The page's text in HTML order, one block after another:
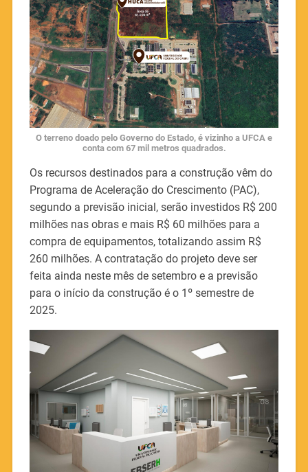
O terreno doado pelo Governo do Estado, é vizinho a UFCA e
conta com 67 mil metros quadrados.
Os recursos destinados para a construção vêm do
Programa de Aceleração do Crescimento (PAC),
segundo a previsão inicial, serão investidos R$ 200
milhões nas obras e mais R$ 60 milhões para a
compra de equipamentos, totalizando assim R$
260 milhões. A contratação do projeto deve ser
feita ainda neste mês de setembro e a previsão
para o início da construção é o 1º semestre de
2025.